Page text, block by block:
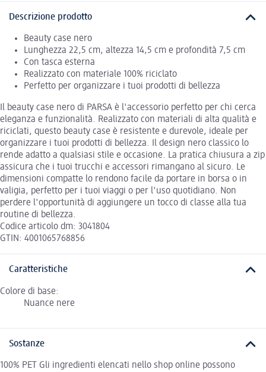
Descrizione prodotto
Beauty case nero
Lunghezza 22,5 cm, altezza 14,5 cm e profondità 7,5 cm
Con tasca esterna
Realizzato con materiale 100% riciclato
Perfetto per organizzare i tuoi prodotti di bellezza
Il beauty case nero di PARSA è l'accessorio perfetto per chi cerca
eleganza e funzionalità. Realizzato con materiali di alta qualità e
riciclati, questo beauty case è resistente e durevole, ideale per
organizzare i tuoi prodotti di bellezza. Il design nero classico lo
rende adatto a qualsiasi stile e occasione. La pratica chiusura a zip
assicura che i tuoi trucchi e accessori rimangano al sicuro. Le
dimensioni compatte lo rendono facile da portare in borsa o in
valigia, perfetto per i tuoi viaggi o per l'uso quotidiano. Non
perdere l'opportunità di aggiungere un tocco di classe alla tua
routine di bellezza.
Codice articolo dm: 3041804
GTIN: 4001065768856
Caratteristiche
Colore di base:
Nuance nere
Sostanze
100% PET Gli ingredienti elencati nello shop online possono